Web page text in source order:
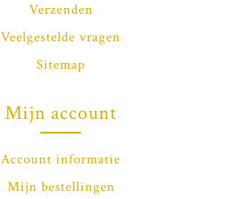
Verzenden
Veelgestelde vragen
Sitemap
Mijn account
Account informatie
Mijn bestellingen